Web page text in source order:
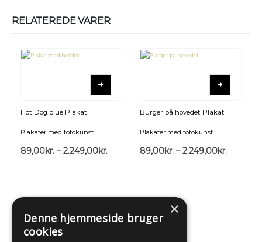
RELATEREDE VARER
Hot Dog blue Plakat
Plakater med fotokunst
89,00kr. – 2.249,00kr.
Burger på hovedet Plakat
Plakater med fotokunst
89,00kr. – 2.249,00kr.
×
Denne hjemmeside bruger
cookies